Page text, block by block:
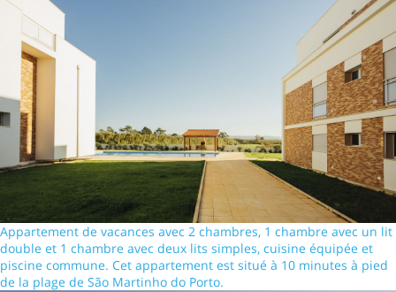
Appartement de vacances avec 2 chambres, 1 chambre avec un lit
double et 1 chambre avec deux lits simples, cuisine équipée et
piscine commune. Cet appartement est situé à 10 minutes à pied
de la plage de São Martinho do Porto.